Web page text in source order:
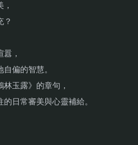
？
，
偏的智慧。
玉露》的章句，
日常審美與心靈補給。